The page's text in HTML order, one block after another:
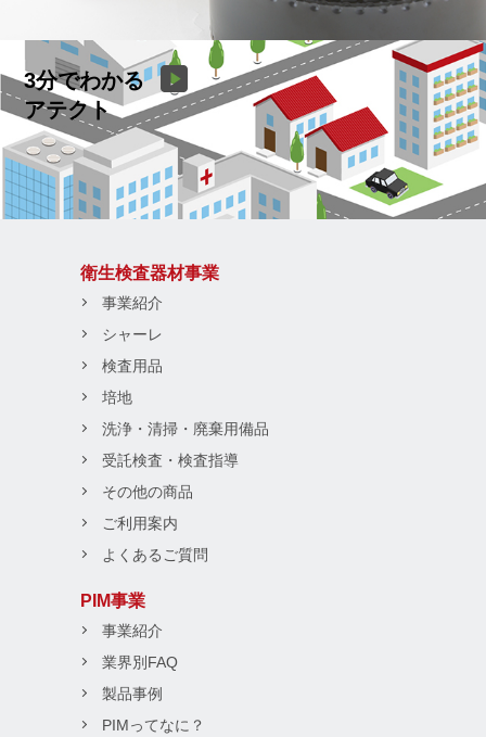
3分でわかる
アテクト
衛生検査器材事業
事業紹介
シャーレ
検査用品
培地
洗浄・清掃・廃棄用備品
受託検査・検査指導
その他の商品
ご利用案内
よくあるご質問
PIM事業
事業紹介
業界別FAQ
製品事例
PIMってなに？